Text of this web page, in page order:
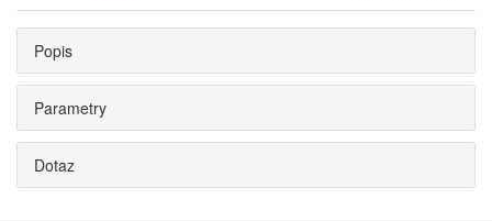
Popis
Parametry
Dotaz